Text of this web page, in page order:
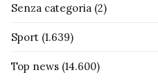
Senza categoria (2)
Sport (1.639)
Top news (14.600)